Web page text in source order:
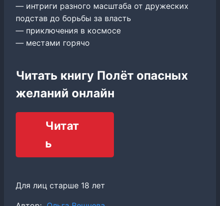
— интриги разного масштаба от дружеских
подстав до борьбы за власть
— приключения в космосе
— местами горячо
Читать книгу Полёт опасных
желаний онлайн
Читат
ь
Для лиц старше 18 лет